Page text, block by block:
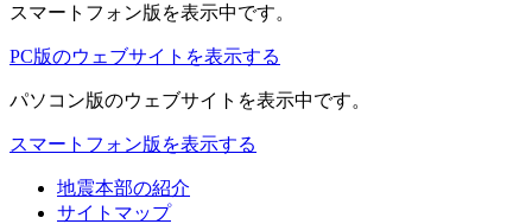
スマートフォン版 を表示中です。
PC版のウェブサイトを表示する
パソコン版のウェブサイトを表示中です。
スマートフォン版を表示する
地震本部の紹介
サイトマップ